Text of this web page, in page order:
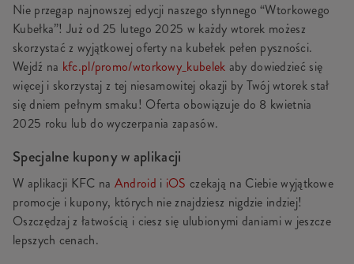
Nie przegap najnowszej edycji naszego słynnego “Wtorkowego
Kubełka”! Już od 25 lutego 2025 w każdy wtorek możesz
skorzystać z wyjątkowej oferty na kubełek pełen pyszności.
Wejdź na kfc.pl/promo/wtorkowy_kubelek aby dowiedzieć się
więcej i skorzystaj z tej niesamowitej okazji by Twój wtorek stał
się dniem pełnym smaku! Oferta obowiązuje do 8 kwietnia
2025 roku lub do wyczerpania zapasów.
Specjalne kupony w aplikacji
W aplikacji KFC na Android i iOS czekają na Ciebie wyjątkowe
promocje i kupony, których nie znajdziesz nigdzie indziej!
Oszczędzaj z łatwością i ciesz się ulubionymi daniami w jeszcze
lepszych cenach.